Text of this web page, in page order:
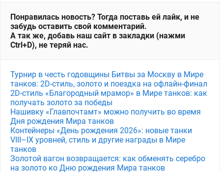
Понравилась новость? Тогда поставь ей лайк, и не
забудь оставить свой комментарий.
А так же, добавь наш сайт в закладки (нажми
Ctrl+D), не теряй нас.
Турнир в честь годовщины Битвы за Москву в Мире
танков: 2D-стиль, золото и поездка на офлайн-финал
2D-стиль «Благородный мрамор» в Мире танков: как
получать золото за победы
Нашивку «Главпочтамт» можно получить во время
Дня рождения Мира танков
Контейнеры «День рождения 2026»: новые танки
VIII–IX уровней, стиль и другие награды в Мире
танков
Золотой вагон возвращается: как обменять серебро
на золото ко Дню рождения Мира танков